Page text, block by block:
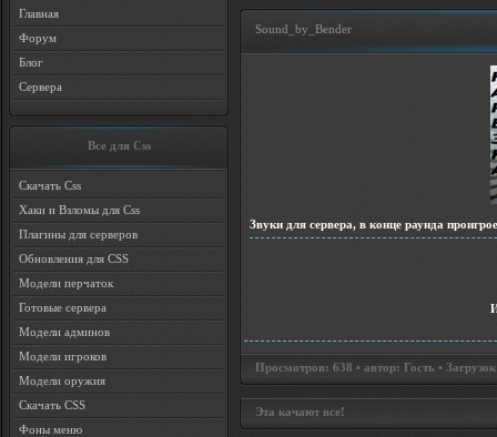
Главная
Форум
Блог
Сервера
Все для Css
Скачать Css
Хаки и Взломы для Css
Плагины для серверов
Обновления для CSS
Модели перчаток
Готовые сервера
Модели админов
Модели игроков
Модели оружия
Скачать CSS
Фоны меню
Sound_by_Bender
Звуки для сервера, в конце раунда
Просмотров: 638 • автор: Гость •
Эта качают все!